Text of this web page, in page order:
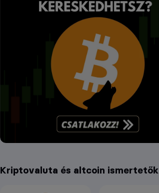
Kriptovaluta és altcoin ismertetők